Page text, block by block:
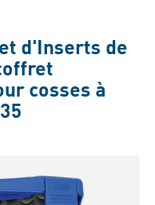
d'Inserts de
cosses à